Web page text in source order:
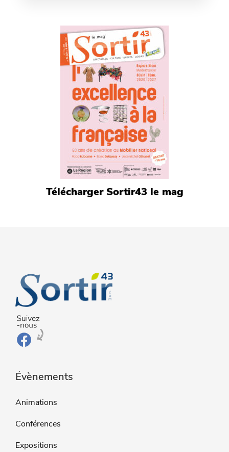
Télécharger Sortir43 le mag
Évènements
Animations
Conférences
Expositions